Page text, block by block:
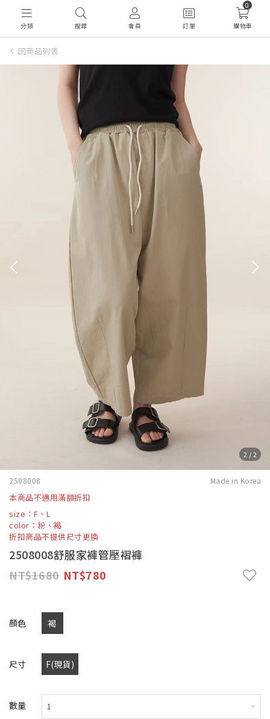
分類 搜尋 會員 訂單
0
購物車
回商品列表
2 /2
2508008 Made in Korea
本商品不適用滿額折扣
size：F、L
color：粉、褐
折扣商品不提供尺寸更換
2508008舒服家褲管壓褶褲
1680
780
顏色 褐
尺寸 F(現貨)
數量